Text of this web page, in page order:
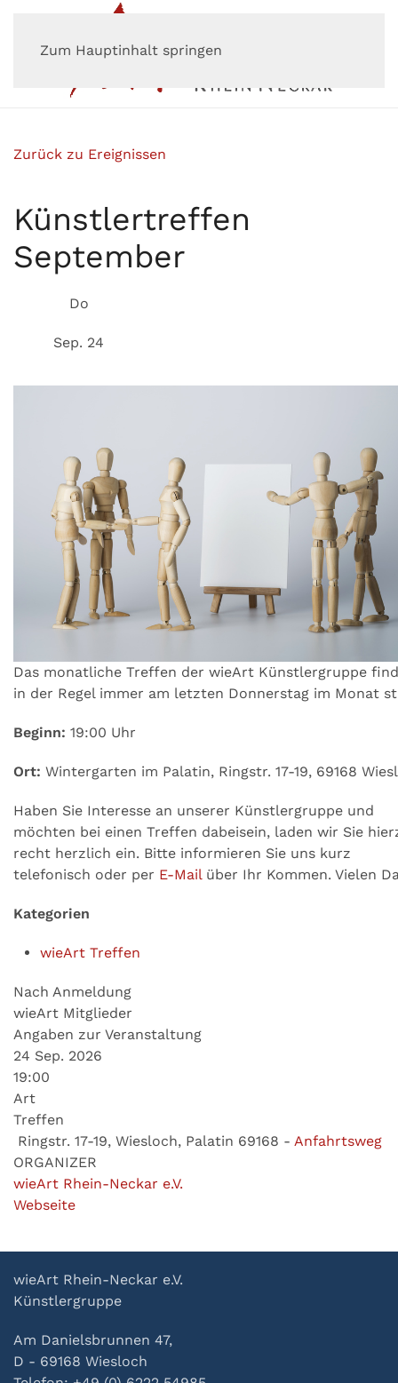
Zum Hauptinhalt springen
Zurück zu Ereignissen
Künstlertreffen
September
Do
Sep. 24
Das monatliche Treffen der wieArt Künstlergruppe
in der Regel immer am letzten Donnerstag im Monat
Beginn: 19:00 Uhr
Ort: Wintergarten im Palatin, Ringstr. 17-19, 69168
Haben Sie Interesse an unserer Künstlergruppe und
möchten bei einen Treffen dabeisein, laden wir Sie
recht herzlich ein. Bitte informieren Sie uns kurz
telefonisch oder per E-Mail über Ihr Kommen. Vielen
Kategorien
wieArt Treffen
Nach Anmeldung
wieArt Mitglieder
Angaben zur Veranstaltung
24 Sep. 2026
19:00
Art
Treffen
Ringstr. 17-19, Wiesloch, Palatin 69168 - Anfahrtsweg
ORGANIZER
wieArt Rhein-Neckar e.V.
Webseite
wieArt Rhein-Neckar e.V.
Künstlergruppe
Am Danielsbrunnen 47,
D - 69168 Wiesloch